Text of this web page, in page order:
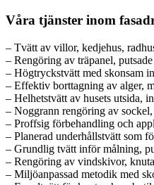
Våra tjänster inom
– Tvätt av villor, kedjehus,
– Rengöring av träpanel,
– Högtryckstvätt med skonsam
– Effektiv borttagning av alger,
– Helhetstvätt av husets utsida,
– Noggrann rengöring av
– Proffsig förbehandling och
– Planerad underhållstvätt som
– Grundlig tvätt inför målning,
– Rengöring av vindskivor,
– Miljöanpassad metodik med